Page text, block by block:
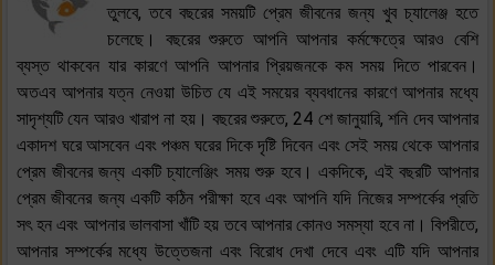
তুলবে, তবে বছরের সময়টি প্রেম জীবনের জন্য খুব চ্যালেঞ্জ হতে
চলেছে। বছরের শুরুতে আপনি আপনার কর্মক্ষেত্রে আরও বেশি
ব্যস্ত থাকবেন যার কারণে আপনি আপনার প্রিয়জনকে কম সময় দিতে পারবেন।
অতএব আপনার যত্ন নেওয়া উচিত যে এই সময়ের ব্যবধানের কারণে আপনার মধ্যে
সাদৃশ্যটি যেন আরও খারাপ না হয়। বছরের শুরুতে, 24 শে জানুয়ারি, শনি দেব আপনার
একাদশ ঘরে আসবেন এবং পঞ্চম ঘরের দিকে দৃষ্টি দিবেন এবং সেই সময় থেকে আপনার
প্রেম জীবনের জন্য একটি চ্যালেঞ্জিং সময় শুরু হবে। একদিকে, এই বছরটি আপনার
প্রেম জীবনের জন্য একটি কঠিন পরীক্ষা হবে এবং আপনি যদি নিজের সম্পর্কের প্রতি
সৎ হন এবং আপনার ভালবাসা খাঁটি হয় তবে আপনার কোনও সমস্যা হবে না। বিপরীতে,
আপনার সম্পর্কের মধ্যে উত্তেজনা এবং বিরোধ দেখা দেবে এবং এটি যদি আপনার